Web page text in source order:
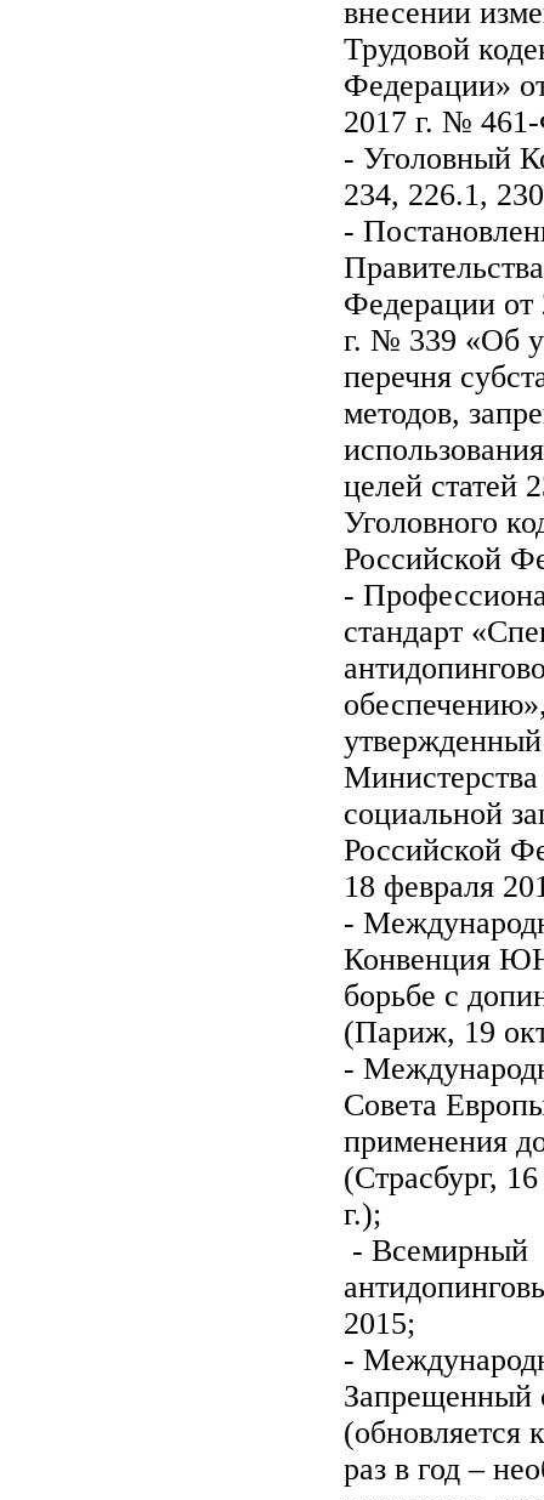
внесении
Трудовой
Федерации»
2017 г. №
- Уголовный
234, 226.1,
-
Федерации от
г. № 339 «Об
перечня
методов,
целей статей
Уголовного
Российской
-
стандарт
Министерства
социальной
Российской
18 февраля
-
Конвенция
борьбе с
(Париж, 19
-
Совета
применения
(Страсбург,
г.);
- Всемирный
2015;
-
(обновляется
раз в год –